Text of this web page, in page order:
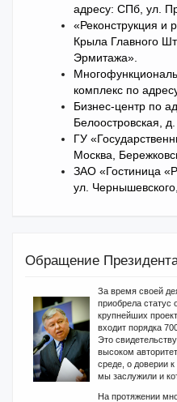
адресу: СПб, ул.
«Реконструкция и
Крыла Главного
Эрмитажа».
комплекс по
Бизнес-центр по
Белоостровская, д.
ГУ
Москва,
ЗАО «Гостиница
ул. Чернышевского,
Обращение
За время своей
приобрела
крупнейших
входит порядка
Это
высоком
среде, о доверии
мы заслужили и
На протяжении